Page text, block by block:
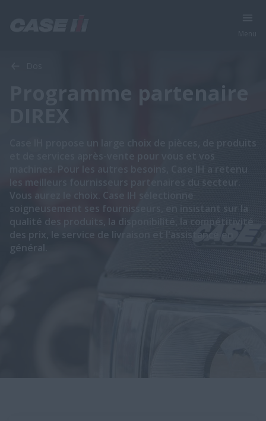
Programme partenaire
DIREX
​​​​​​​​​​​​Case IH propose un large choix de pièces, de produits
machines. Pour les autres besoins, Case IH a retenu
les meilleurs fournisseurs partenaires du secteur.
Vous aurez le choix. Case IH sélectionne
soigneusement ses fournisseurs, en insistant sur la
qualité des produits, la disponibilité, la compétitivité
des prix, le service de livraison et l'assistance en
général.